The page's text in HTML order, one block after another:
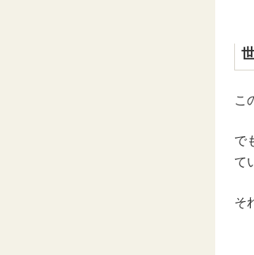
こ
で
て
そ